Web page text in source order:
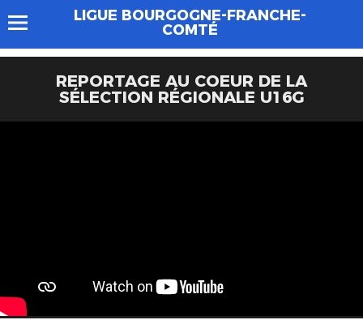
LIGUE BOURGOGNE-FRANCHE-
COMTÉ
REPORTAGE AU COEUR DE LA
SÉLECTION RÉGIONALE U16G